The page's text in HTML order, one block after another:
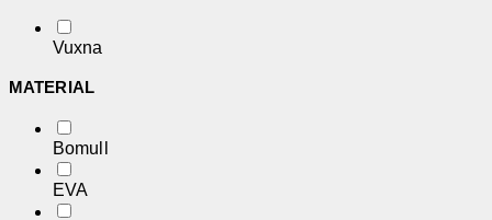
Vuxna
MATERIAL
Bomull
EVA